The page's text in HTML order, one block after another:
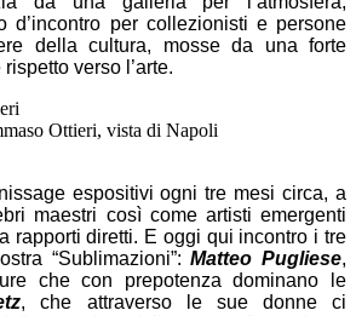
d’incontro per collezionisti e persone
della cultura, mosse da una forte
verso l’arte.
Ottieri, vista di Napoli
espositivi ogni tre mesi circa, a
maestri così come artisti emergenti
rapporti diretti. E oggi qui incontro i tre
“Sublimazioni”:Matteo Pugliese,
che con prepotenza dominano le
, che attraverso le sue donne ci